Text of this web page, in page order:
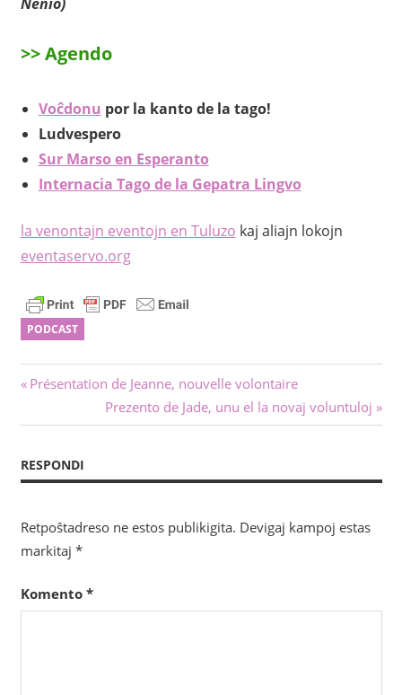
>> Agendo
Voĉdonu por la kanto de la tago!
Ludvespero
Sur Marso en Esperanto
Internacia Tago de la Gepatra Lingvo
la venontajn eventojn en Tuluzo kaj aliajn lokojn
eventaservo.org
PODCAST
Navigado
tra
afiŝoj
Antaŭa
Présentation de Jeanne, nouvelle volontaire
Sekva
afiŝo:
Prezento de Jade, unu el la novaj voluntuloj
RESPONDI
Retpoŝtadreso ne estos publikigita. Devigaj kampoj estas
markitaj *
Komento *